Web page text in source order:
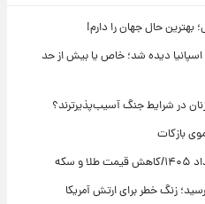
حال جهان را دارم!
اسپانیا دیده شد؛ خاص یا بیش از حد
در شرایط جنگ آسیب‌پذیرترند؟
بازکات
زنگ خطر برای ارتش آمریکا